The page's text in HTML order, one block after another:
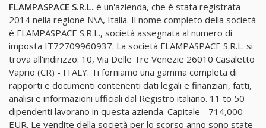
FLAMPASPACE S.R.L. è un'azienda, che è stata registrata
2014 nella regione N\A, Italia. Il nome completo della società
è FLAMPASPACE S.R.L., società assegnata al numero di
imposta IT72709960937. La società FLAMPASPACE S.R.L. si
trova all'indirizzo: 10, Via Delle Tre Venezie 26010 Casaletto
Vaprio (CR) - ITALY. Ti forniamo una gamma completa di
rapporti e documenti contenenti dati legali e finanziari, fatti,
analisi e informazioni ufficiali dal Registro italiano. 11 to 50
dipendenti lavorano in questa azienda. Capitale - 714,000
EUR. Le vendite della società per lo scorso anno sono state